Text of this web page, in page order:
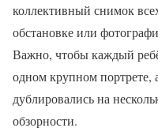
коллективный снимок
обстановке или
Важно, чтобы каждый
одном крупном портрете,
дублировались на
обзорности.